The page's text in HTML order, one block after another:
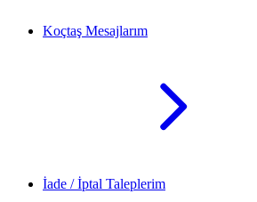
Koçtaş Mesajlarım
İade / İptal Taleplerim